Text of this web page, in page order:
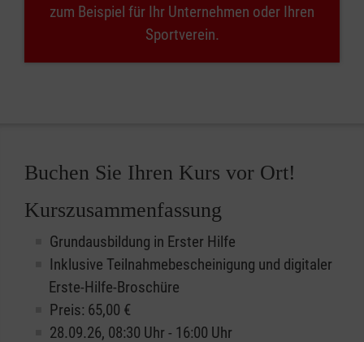
zum Beispiel für Ihr Unternehmen oder Ihren
Sportverein.
Buchen Sie Ihren Kurs vor Ort!
Kurszusammenfassung
Grundausbildung in Erster Hilfe
Inklusive Teilnahmebescheinigung und digitaler
Erste-Hilfe-Broschüre
Preis: 65,00 €
28.09.26, 08:30 Uhr - 16:00 Uhr